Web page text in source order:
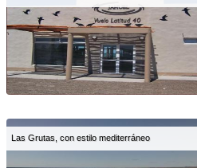
Las Grutas, con estilo mediterráneo